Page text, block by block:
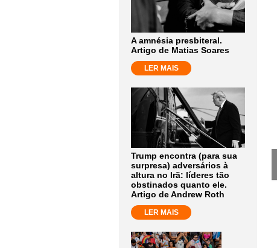
A amnésia presbiteral.
Artigo de Matias Soares
LER MAIS
Trump encontra (para sua
surpresa) adversários à
altura no Irã: líderes tão
obstinados quanto ele.
Artigo de Andrew Roth
LER MAIS